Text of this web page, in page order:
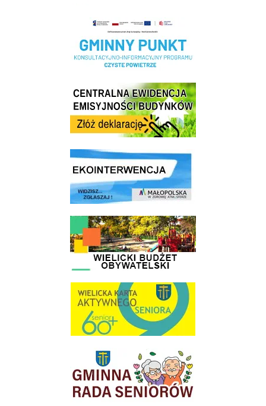
Realizacja Programu Czyste Powietrze w Gminie Wieliczka
Centrala Ewidencja Emisyjności Budynków - złóż deklarację
link do strony ekointerwencja dot.- powietrza
link do strony - Wielicki Budżet Obywatelski
link do strony Wielicka Karta Aktywnego Seniora
link do strony Gminnej Rady Seniorow - Wieliczka